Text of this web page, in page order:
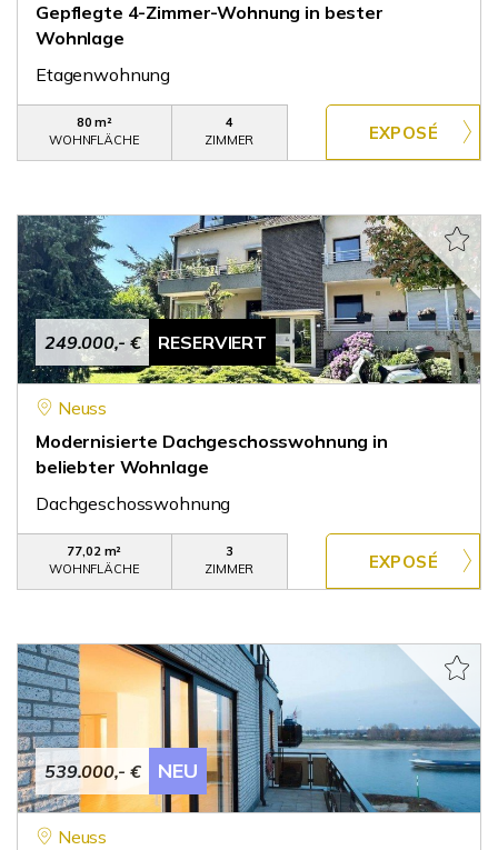
Gepflegte 4-Zimmer-Wohnung in bester
Wohnlage
Etagenwohnung
80 m²
WOHNFLÄCHE
4
ZIMMER
249.000,- € RESERVIERT
Neuss
Modernisierte Dachgeschosswohnung in
beliebter Wohnlage
Dachgeschosswohnung
77,02 m²
WOHNFLÄCHE
3
ZIMMER
539.000,- € NEU
Neuss